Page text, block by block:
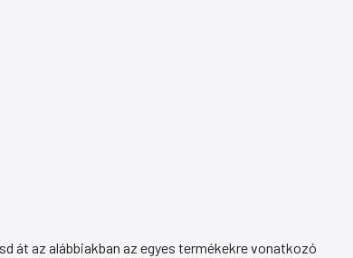
át az alábbiakban az egyes termékekre vonatkozó